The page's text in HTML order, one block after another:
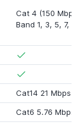
Cat 4 (150 Mbps)
Band 1, 3, 5, 7,
Cat14 21 Mbps
Cat6 5.76 Mbps